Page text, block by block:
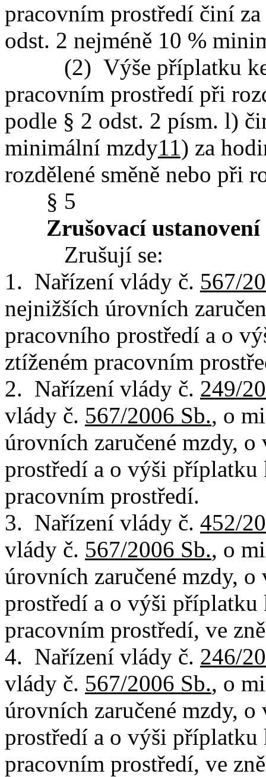
pracovním prostředí činí
odst. 2 nejméně 10 %
(2) Výše příplatku ke
pracovním prostředí při
podle § 2 odst. 2 písm. l)
minimální mzdy11) za
rozdělené směně nebo při
§ 5
Zrušovací ustanovení
Zrušují se:
1. Nařízení vlády č. 567/
nejnižších úrovních
pracovního prostředí a o
ztíženém pracovním
2. Nařízení vlády č. 249/
vlády č. 567/2006 Sb., o
úrovních zaručené mzdy,
prostředí a o výši příplatku
pracovním prostředí.
3. Nařízení vlády č. 452/
vlády č. 567/2006 Sb., o
úrovních zaručené mzdy,
prostředí a o výši příplatku
pracovním prostředí, ve
4. Nařízení vlády č. 246/
vlády č. 567/2006 Sb., o
úrovních zaručené mzdy,
prostředí a o výši příplatku
pracovním prostředí, ve